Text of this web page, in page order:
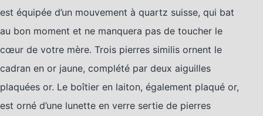
est équipée d’un mouvement à quartz suisse, qui bat
au bon moment et ne manquera pas de toucher le
cœur de votre mère. Trois pierres similis ornent le
cadran en or jaune, complété par deux aiguilles
plaquées or. Le boîtier en laiton, également plaqué or,
est orné d’une lunette en verre sertie de pierres